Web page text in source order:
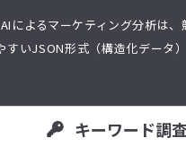
によるマーケティング分析は
いJSON形式（構造化データ
キーワード調